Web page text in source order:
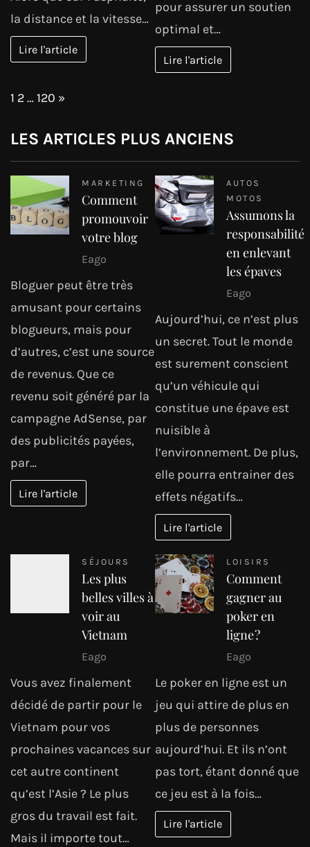
la distance et la vitesse…
Lire l'article
pour assurer un soutien
optimal et…
Lire l'article
Page:
1 2…120 Next
»
LES ARTICLES PLUS ANCIENS
MARKETING
Comment
promouvoir
votre blog
Eago
Bloguer peut être très
amusant pour certains
blogueurs, mais pour
d’autres, c’est une source
de revenus. Que ce
revenu soit généré par la
campagne AdSense, par
des publicités payées,
par…
Lire l'article
AUTOS
MOTOS
Assumons la
responsabilité
en enlevant
les épaves
Eago
Aujourd’hui, ce n’est plus
un secret. Tout le monde
est surement conscient
qu’un véhicule qui
constitue une épave est
nuisible à
l’environnement. De plus,
elle pourra entrainer des
effets négatifs…
Lire l'article
SÉJOURS
Les plus
belles villes à
voir au
Vietnam
Eago
Vous avez finalement
décidé de partir pour le
Vietnam pour vos
prochaines vacances sur
cet autre continent
qu’est l’Asie ? Le plus
gros du travail est fait.
Mais il importe tout…
LOISIRS
Comment
gagner au
poker en
ligne ?
Eago
Le poker en ligne est un
jeu qui attire de plus en
plus de personnes
aujourd’hui. Et ils n’ont
pas tort, étant donné que
ce jeu est à la fois…
Lire l'article